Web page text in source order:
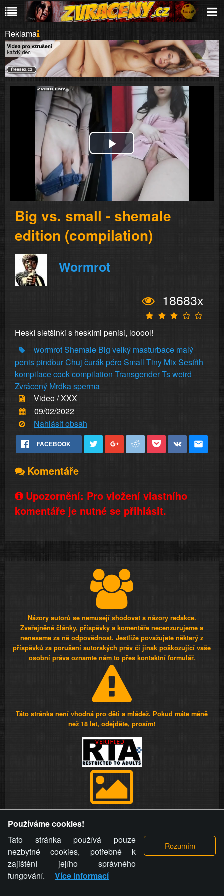
Reklama
Play
Video
Big vs. small - shemale
edition (compilation)
Wormrot
18683x
Heskí sletšinki s heskími penisi, looool!
wormrotShemale Big velký masturbace malý
penispinďourChuj čurákpéroSmall Tiny MixSestřih
kompilacecockcompilation TransgenderTsweird
Zvrácený Mrdkasperma
Video / XXX
09/02/2022
Nahlásit obsah
FACEBOOK
Komentáře
Upozornění: Pro vložení vlastního
komentáře je nutné se přihlásit.
Názory autorů se nemusejí shodovat s názory redakce.
Zveřejněné články, příspěvky a komentáře necenzurujeme a
neneseme za ně odpovědnost. Jestliže považujete některý z
příspěvků za porušení autorských práv či jinak poškozující vaše
osobní práva oznamte nám to přes kontaktní formulář.
Táto stránka není vhodná pro děti a mládež. Pokud máte méně
než 18 let, odejděte, prosím!
videa a komentáře. Osoba, které se toto opatření provozovatele
stránky týče, ani osoba, která umístila fotografii nebo video na
stránku, nemůže z důvodu odstranění fotografie, videa nebo
komentáře pro výše uvedenou okolnost uplatnit vůči
provozovateli stránky žádný nárok na náhradu škody nebo
nemajetkové újmy.
Používáme cookies!
Tato stránka používá pouze
nezbytné cookies, potřebné k
zajištění jejího správného
fungování.
Více informací